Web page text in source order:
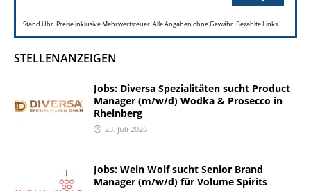
Stand Uhr. Preise inklusive Mehrwertsteuer. Alle Angaben ohne Gewähr. Bezahlte Links.
STELLENANZEIGEN
Jobs: Diversa Spezialitäten sucht Product
Manager (m/w/d) Wodka & Prosecco in
Rheinberg
23. Juli 2026
Jobs: Wein Wolf sucht Senior Brand
Manager (m/w/d) für Volume Spirits